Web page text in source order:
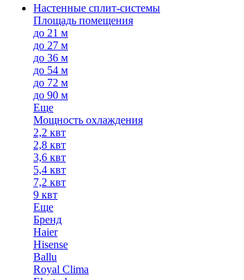
Настенные сплит-системы
Площадь помещения
до 21 м
до 27 м
до 36 м
до 54 м
до 72 м
до 90 м
Еще
Мощность охлаждения
2,2 квт
2,8 квт
3,6 квт
5,4 квт
7,2 квт
9 квт
Еще
Бренд
Haier
Hisense
Ballu
Royal Clima